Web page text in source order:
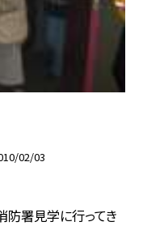
02/03
防署見学に行ってき